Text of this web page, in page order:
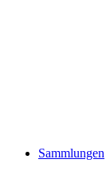
Sammlungen